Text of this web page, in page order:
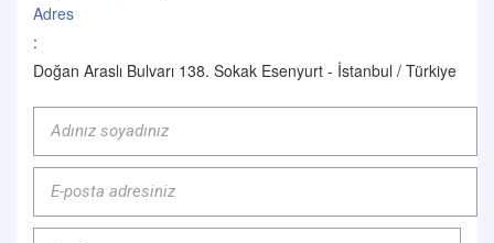
Adres
:
Doğan Araslı Bulvarı 138. Sokak Esenyurt - İstanbul / Türkiye